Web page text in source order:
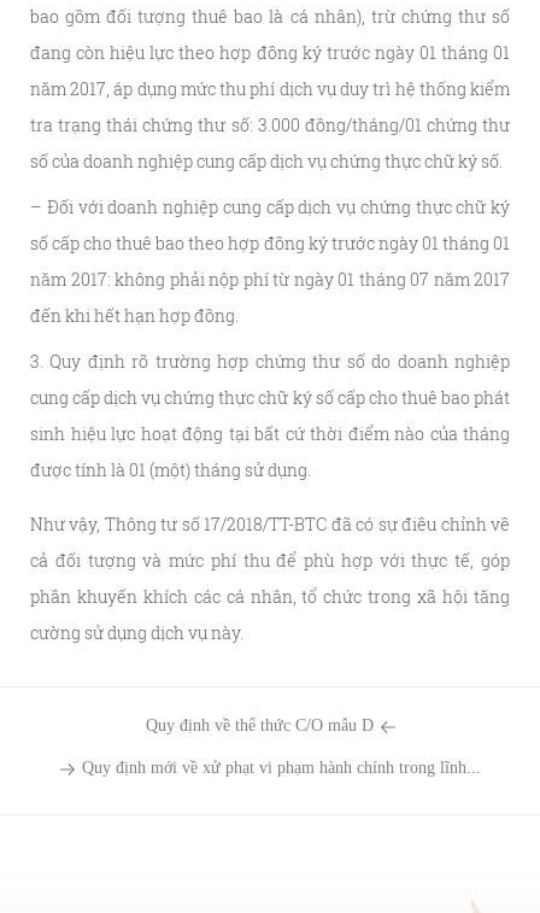
bao gồm đối tượng thuê bao là cá nhân), trừ chứng thư số
đang còn hiệu lực theo hợp đồng ký trước ngày 01 tháng 01
năm 2017, áp dụng mức thu phí dịch vụ duy trì hệ thống kiểm
tra trạng thái chứng thư số: 3.000 đồng/tháng/01 chứng thư
số của doanh nghiệp cung cấp dịch vụ chứng thực chữ ký số.
– Đối với doanh nghiệp cung cấp dịch vụ chứng thực chữ ký
số cấp cho thuê bao theo hợp đồng ký trước ngày 01 tháng 01
năm 2017: không phải nộp phí từ ngày 01 tháng 07 năm 2017
đến khi hết hạn hợp đồng.
3. Quy định rõ trường hợp chứng thư số do doanh nghiệp
cung cấp dịch vụ chứng thực chữ ký số cấp cho thuê bao phát
sinh hiệu lực hoạt động tại bất cứ thời điểm nào của tháng
được tính là 01 (một) tháng sử dụng.
Như vậy, Thông tư số 17/2018/TT-BTC đã có sự điều chỉnh về
cả đối tượng và mức phí thu để phù hợp với thực tế, góp
phần khuyến khích các cá nhân, tổ chức trong xã hội tăng
cường sử dụng dịch vụ này.
Quy định về thể thức C/O mẫu D
Quy định mới về xử phạt vi phạm hành chính trong lĩnh...